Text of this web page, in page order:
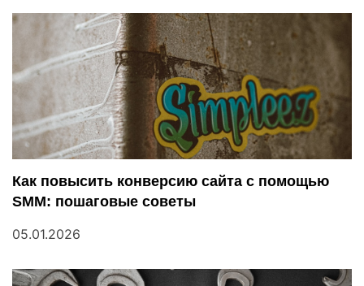
и
с
я
м
Как повысить конверсию сайта с помощью
SMM: пошаговые советы
05.01.2026